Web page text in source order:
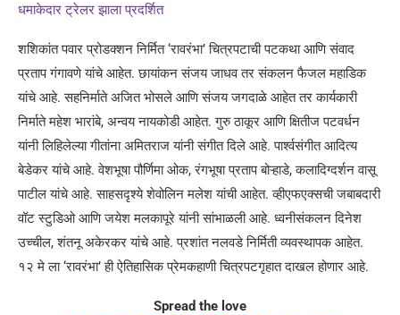
धमाकेदार ट्रेलर झाला प्रदर्शित
शशिकांत पवार प्रोडक्शन निर्मित ‘रावरंभा’ चित्रपटाची पटकथा आणि संवाद
प्रताप गंगावणे यांचे आहेत. छायांकन संजय जाधव तर संकलन फैजल महाडिक
यांचे आहे. सहनिर्माते अजित भोसले आणि संजय जगदाळे आहेत तर कार्यकारी
निर्माते महेश भारांबे, अन्वय नायकोडी आहेत. गुरु ठाकूर आणि क्षितीज पटवर्धन
यांनी लिहिलेल्या गीतांना अमितराज यांनी संगीत दिले आहे. पार्श्वसंगीत आदित्य
बेडेकर यांचे आहे. वेशभूषा पौर्णिमा ओक, रंगभूषा प्रताप बोऱ्हाडे, कलादिग्दर्शन वासू
पाटील यांचे आहे. साहसदृश्ये शेवोलिन मलेश यांची आहेत. व्हीएफएक्सची जबाबदारी
वॉट स्टुडिओ आणि जयेश मलकापूरे यांनी सांभाळली आहे. ध्वनीसंकलन दिनेश
उच्चील, शंतनू अकेरकर यांचे आहे. प्रशांत नलवडे निर्मिती व्यवस्थापक आहेत.
१२ मे ला ‘रावरंभा’ ही ऐतिहासिक प्रेमकहाणी चित्रपटगृहात दाखल होणार आहे.
Spread the love